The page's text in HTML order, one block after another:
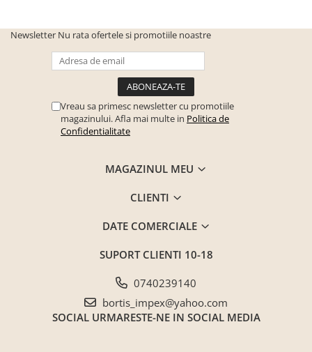
Scaune conferinta-vizitator
Seturi mobilier birou complet
Camera copiilor
Canapele copii
Mese gradina
Newsletter Nu rata ofertele si promotiile noastre
Vreau sa primesc newsletter cu promotiile
magazinului. Afla mai multe in Politica de
Confidentialitate
MAGAZINUL MEU
CLIENTI
DATE COMERCIALE
SUPORT CLIENTI 10-18
0740239140
bortis_impex@yahoo.com
SOCIAL URMARESTE-NE IN SOCIAL MEDIA